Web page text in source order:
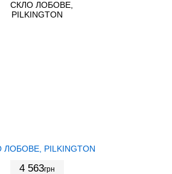
ЛОБОВЕ, PILKINGTON
4 563грн